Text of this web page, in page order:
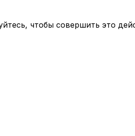
чтобы совершить это